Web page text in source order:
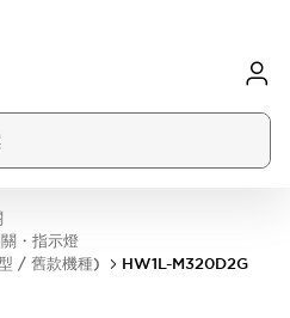
・指示燈
/ 舊款機種)
HW1L-M320D2G